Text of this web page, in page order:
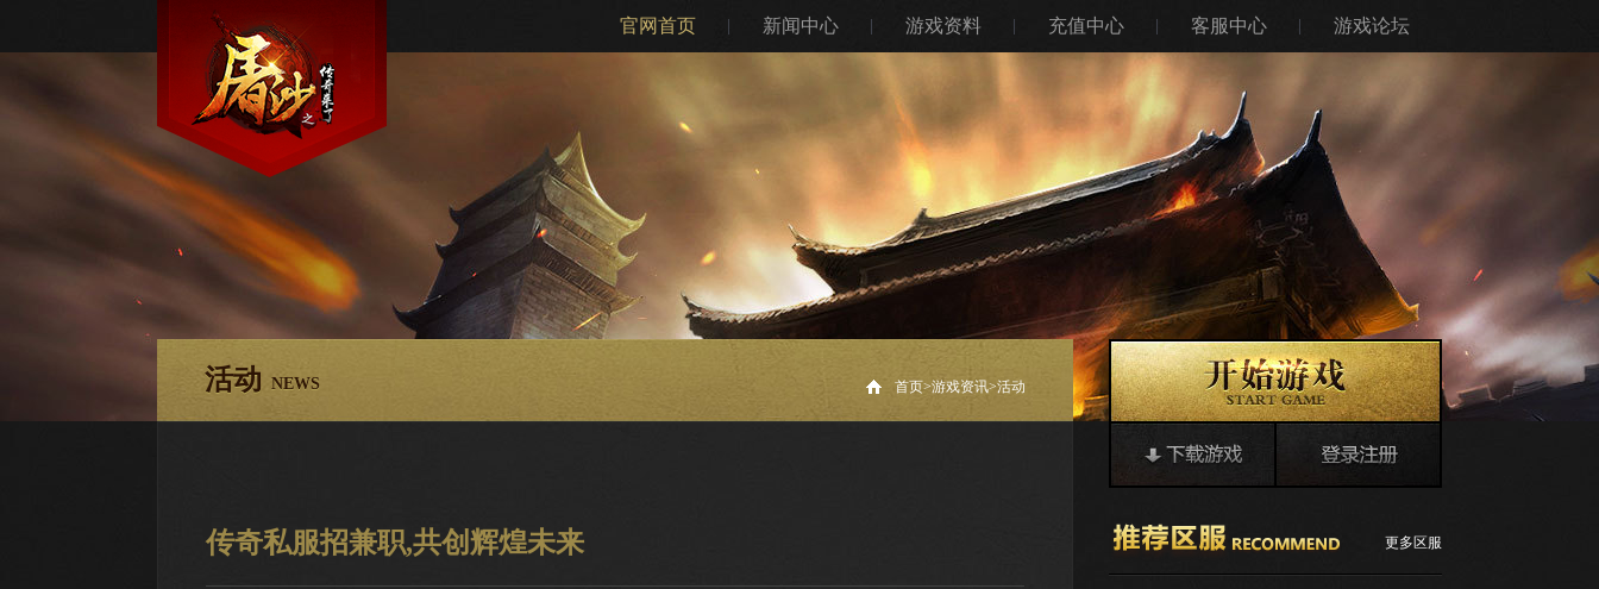
官网首页 新闻中心 游戏资料 充值中心 客服中心 游戏论坛
活动 NEWS 首页>游戏资讯>活动
传奇私服招兼职,共创辉煌未来 更多区服